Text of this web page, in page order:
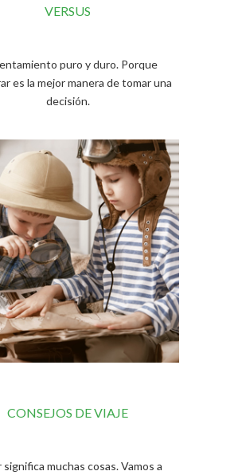
VERSUS
puro y duro. Porque
es la mejor manera de tomar una
decisión.
CONSEJOS DE VIAJE
significa muchas cosas. Vamos a